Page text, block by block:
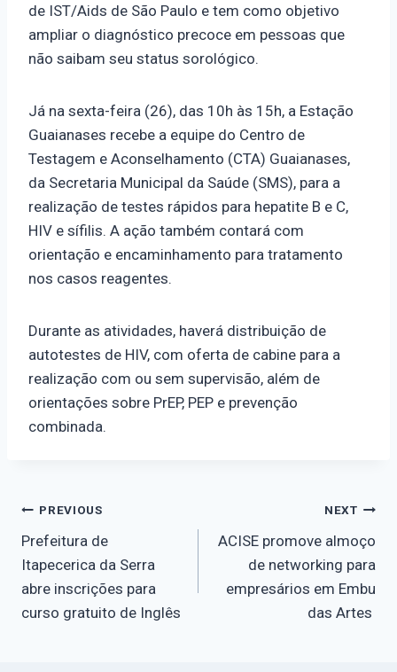
de IST/Aids de São Paulo e tem como objetivo
ampliar o diagnóstico precoce em pessoas que
não saibam seu status sorológico.
Já na sexta-feira (26), das 10h às 15h, a Estação
Guaianases recebe a equipe do Centro de
Testagem e Aconselhamento (CTA) Guaianases,
da Secretaria Municipal da Saúde (SMS), para a
realização de testes rápidos para hepatite B e C,
HIV e sífilis. A ação também contará com
orientação e encaminhamento para tratamento
nos casos reagentes.
Durante as atividades, haverá distribuição de
autotestes de HIV, com oferta de cabine para a
realização com ou sem supervisão, além de
orientações sobre PrEP, PEP e prevenção
combinada.
PREVIOUS
Prefeitura de
Itapecerica da Serra
abre inscrições para
curso gratuito de Inglês
NEXT
ACISE promove almoço
de networking para
empresários em Embu
das Artes